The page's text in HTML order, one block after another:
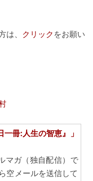
は、 クリック をお願い
冊:人生の智恵』」
マガ（独自配信）で
空メールを送信して